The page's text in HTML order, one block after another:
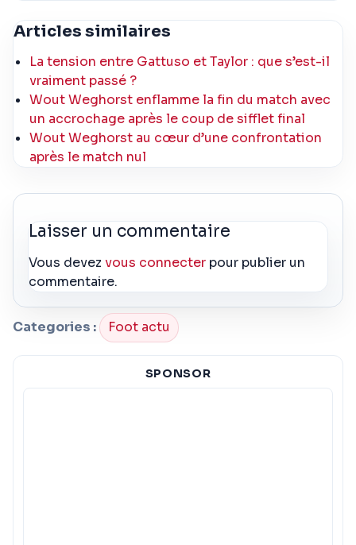
Articles similaires
La tension entre Gattuso et Taylor : que s’est-il
vraiment passé ?
Wout Weghorst enflamme la fin du match avec
un accrochage après le coup de sifflet final
Wout Weghorst au cœur d’une confrontation
après le match nul
Laisser un commentaire
Vous devezvous connecter pour publier un
commentaire.
Categories : Foot actu
SPONSOR